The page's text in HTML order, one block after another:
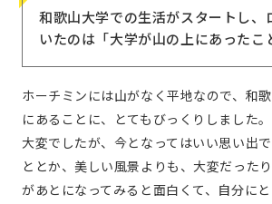
和歌山大学での生活がスタートし、
いたのは「大学が山の上にあったこ
ホーチミンには山がなく平地なので、和
にあることに、とてもびっくりしました
大変でしたが、今となってはいい思い出
ととか、美しい風景よりも、大変だった
があとになってみると面白くて、自分に